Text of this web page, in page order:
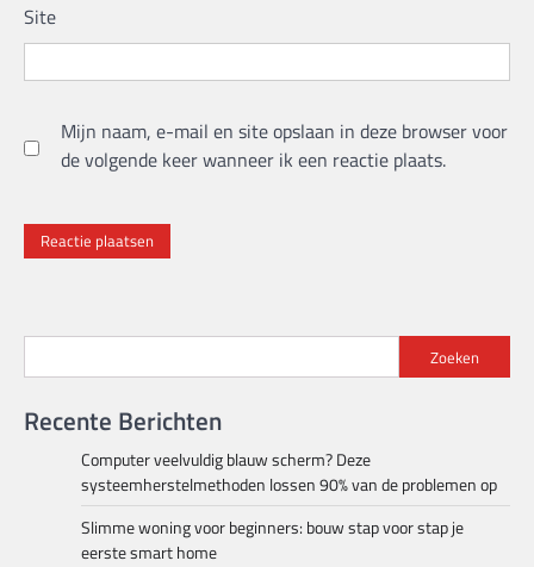
Site
Mijn naam, e-mail en site opslaan in deze browser voor
de volgende keer wanneer ik een reactie plaats.
Zoeken
Recente Berichten
Computer veelvuldig blauw scherm? Deze
systeemherstelmethoden lossen 90% van de problemen op
Slimme woning voor beginners: bouw stap voor stap je
eerste smart home